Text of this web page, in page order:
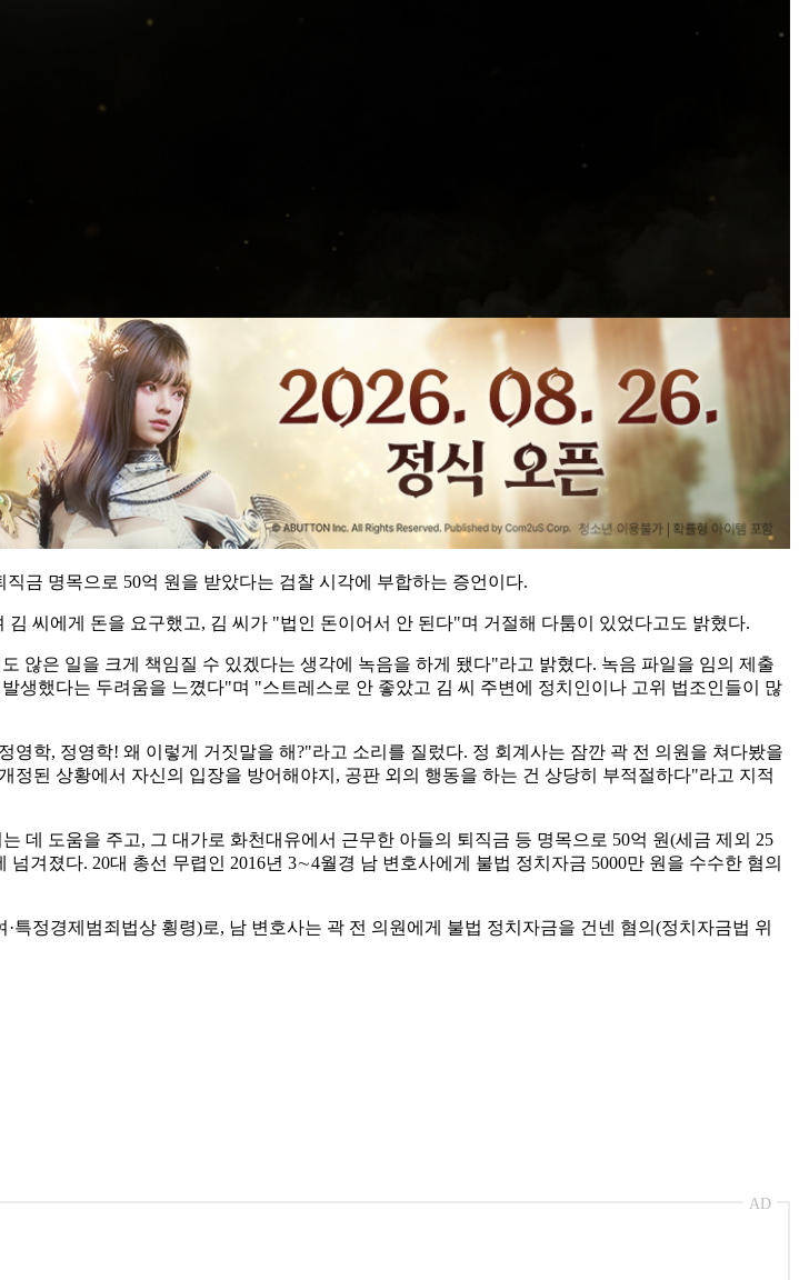
금 명목으로 50억 원을 받았다는 검찰 시각에 부합하는 증언이다.
씨에게 돈을 요구했고, 김 씨가 "법인 돈이어서 안 된다"며 거절해 다툼이 있었다고도 밝혔다.
않은 일을 크게 책임질 수 있겠다는 생각에 녹음을 하게 됐다"라고 밝혔다. 녹음 파일을 임의 제출
생했다는 두려움을 느꼈다"며 "스트레스로 안 좋았고 김 씨 주변에 정치인이나 고위 법조인들이 많
학, 정영학! 왜 이렇게 거짓말을 해?"라고 소리를 질렀다. 정 회계사는 잠깐 곽 전 의원을 쳐다봤을
된 상황에서 자신의 입장을 방어해야지, 공판 외의 행동을 하는 건 상당히 부적절하다"라고 지적
데 도움을 주고, 그 대가로 화천대유에서 근무한 아들의 퇴직금 등 명목으로 50억 원(세금 제외 25
겨졌다. 20대 총선 무렵인 2016년 3∼4월경 남 변호사에게 불법 정치자금 5000만 원을 수수한 혐의
정경제범죄법상 횡령)로, 남 변호사는 곽 전 의원에게 불법 정치자금을 건넨 혐의(정치자금법 위
AD